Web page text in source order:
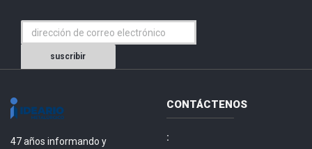
suscribir
47 años informando y
CONTÁCTENOS
: